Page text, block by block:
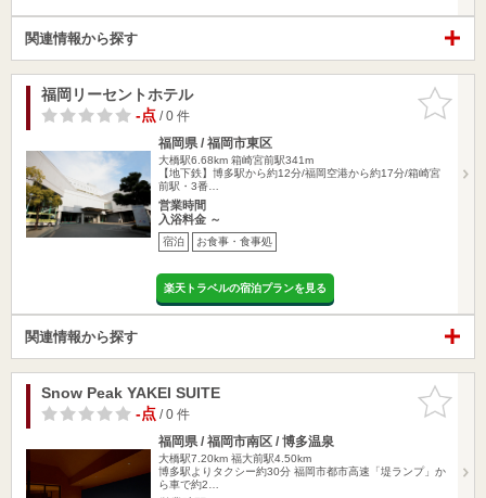
関連情報から探す
お気に入
りに追加
福岡リーセントホテル
-点/ 0 件
福岡県 / 福岡市東区
大橋駅6.68km 箱崎宮前駅341m
【地下鉄】博多駅から約12分/福岡空港から約17分/箱崎宮
前駅・3番…
営業時間
入浴料金 ～
宿泊 お食事・食事処
楽天トラベルの宿泊プランを見る
関連情報から探す
お気に入
りに追加
Snow Peak YAKEI SUITE
-点/ 0 件
福岡県 / 福岡市南区 / 博多温泉
大橋駅7.20km 福大前駅4.50km
博多駅よりタクシー約30分 福岡市都市高速「堤ランプ」か
ら車で約2…